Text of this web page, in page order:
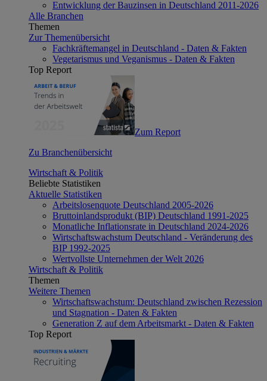
Entwicklung der Bauzinsen in Deutschland 2011-2026
Alle Branchen
Themen
Zur Themenübersicht
Fachkräftemangel in Deutschland - Daten & Fakten
Vegetarismus und Veganismus - Daten & Fakten
Top Report
Zum Report
Zu Branchenübersicht
Wirtschaft & Politik
Beliebte Statistiken
Aktuelle Statistiken
Arbeitslosenquote Deutschland 2005-2026
Bruttoinlandsprodukt (BIP) Deutschland 1991-2025
Monatliche Inflationsrate in Deutschland 2024-2026
Wirtschaftswachstum Deutschland - Veränderung des
BIP 1992-2025
Wertvollste Unternehmen der Welt 2026
Wirtschaft & Politik
Themen
Weitere Themen
Wirtschaftswachstum: Deutschland zwischen Rezession
und Stagnation - Daten & Fakten
Generation Z auf dem Arbeitsmarkt - Daten & Fakten
Top Report